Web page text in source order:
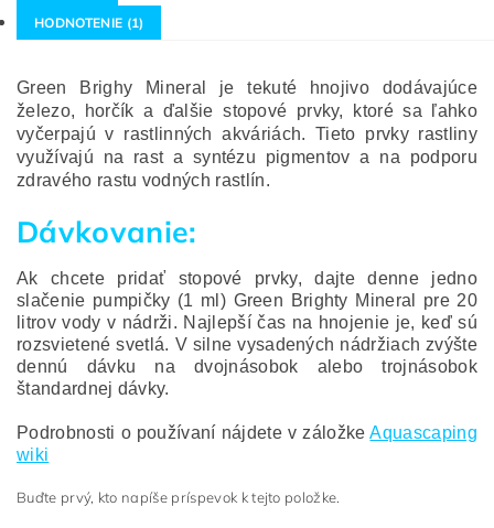
HODNOTENIE (1)
Green Brighy Mineral je tekuté hnojivo dodávajúce
železo, horčík a ďalšie stopové prvky, ktoré sa ľahko
vyčerpajú v rastlinných akváriách. Tieto prvky rastliny
využívajú na rast a syntézu pigmentov a na podporu
zdravého rastu vodných rastlín.
Dávkovanie:
Ak chcete pridať stopové prvky, dajte denne jedno
slačenie pumpičky (1 ml) Green Brighty Mineral pre 20
litrov vody v nádrži. Najlepší čas na hnojenie je, keď sú
rozsvietené svetlá. V silne vysadených nádržiach zvýšte
dennú dávku na dvojnásobok alebo trojnásobok
štandardnej dávky.
Podrobnosti o používaní nájdete v záložkeAquascaping
wiki
Buďte prvý, kto napíše príspevok k tejto položke.